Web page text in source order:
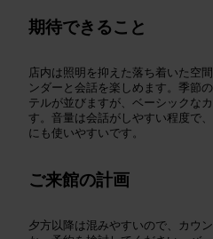
期待できること
店内は照明を抑えた落ち着いた空
ンダーと会話を楽しめます。季節
テルが並びますが、ベーシックな
す。音量は会話がしやすい程度で
にも使いやすいです。
ご来館の計画
夕方以降は混みやすいので、カウ